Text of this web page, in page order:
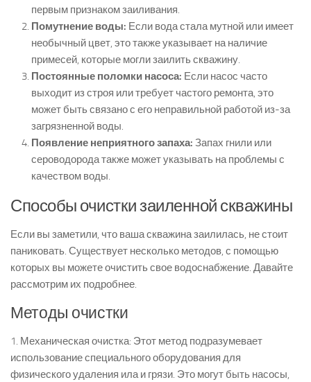
первым признаком заиливания.
Помутнение воды: Если вода стала мутной или имеет
необычный цвет, это также указывает на наличие
примесей, которые могли заилить скважину.
Постоянные поломки насоса: Если насос часто
выходит из строя или требует частого ремонта, это
может быть связано с его неправильной работой из-за
загрязненной воды.
Появление неприятного запаха: Запах гнили или
сероводорода также может указывать на проблемы с
качеством воды.
Способы очистки заиленной скважины
Если вы заметили, что ваша скважина заилилась, не стоит
паниковать. Существует несколько методов, с помощью
которых вы можете очистить свое водоснабжение. Давайте
рассмотрим их подробнее.
Методы очистки
1. Механическая очистка: Этот метод подразумевает
использование специального оборудования для
физического удаления ила и грязи. Это могут быть насосы,